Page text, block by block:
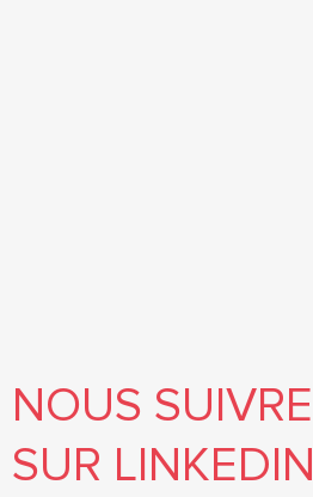
NOUS SUIVRE
SUR LINKEDIN